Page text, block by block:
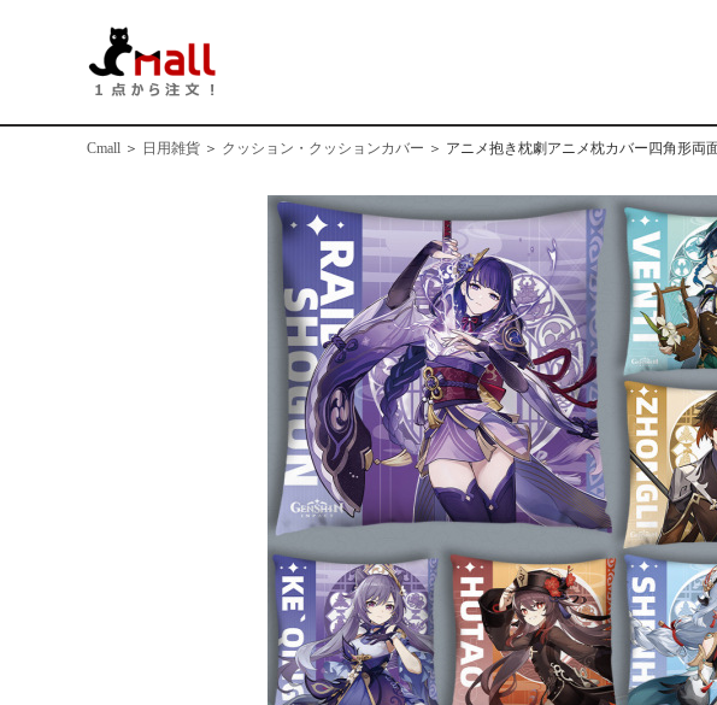
Cmall ＞ 日用雑貨 ＞ クッション・クッションカバー ＞ アニメ抱き枕劇アニメ枕カバー四角形両